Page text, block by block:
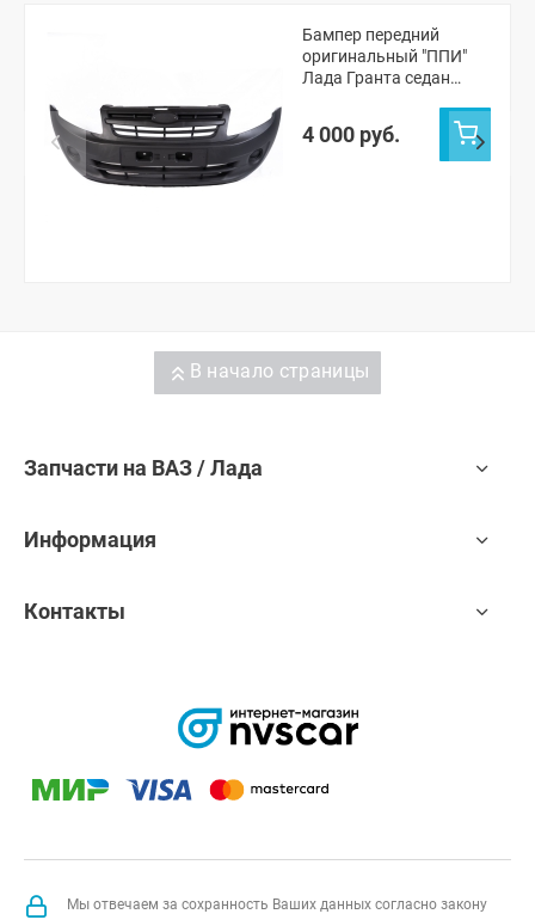
Бампер передний
оригинальный "ППИ"
Лада Гранта седан
4 000 руб.
В начало страницы
Запчасти на ВАЗ / Лада
Информация
Контакты
Мы отвечаем за сохранность Ваших данных согласно закону